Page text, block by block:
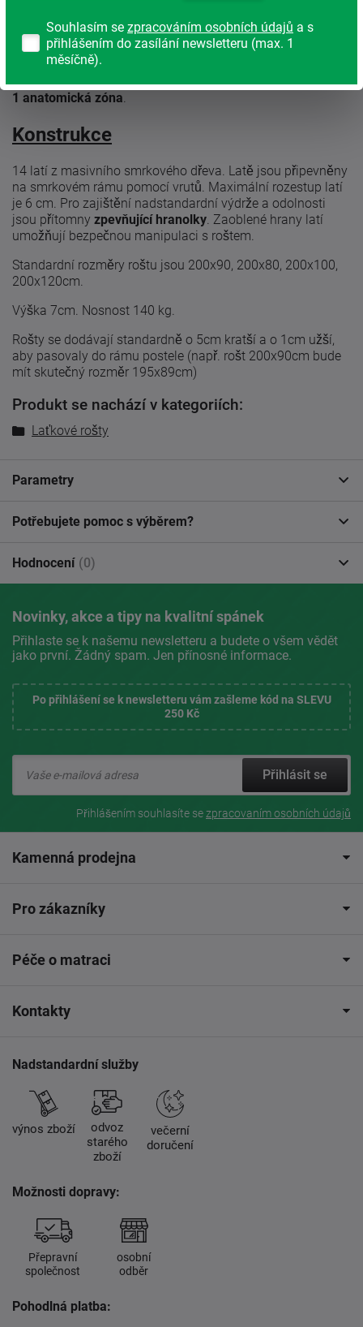
lůžku. Latě jsou připevněny na smrkovém rámu pomocí
vrutů.
Optimální volba pro zdravý spánek.
1 anatomická zóna.
Konstrukce
14 latí z masivního smrkového dřeva. Latě jsou připevněny
na smrkovém rámu pomocí vrutů. Maximální rozestup latí
je 6 cm. Pro zajištění nadstandardní výdrže a odolnosti
jsou přítomny zpevňující hranolky. Zaoblené hrany latí
umožňují bezpečnou manipulaci s roštem.
Standardní rozměry roštu jsou 200x90, 200x80, 200x100,
200x120cm.
Výška 7cm. Nosnost 140 kg.
Rošty se dodávají standardně o 5cm kratší a o 1cm užší,
aby pasovaly do rámu postele (např. rošt 200x90cm bude
mít skutečný rozměr 195x89cm)
Produkt se nachází v kategoriích:
Laťkové rošty
Parametry
Potřebujete pomoc s výběrem?
Hodnocení (0)
Novinky, akce a tipy na kvalitní spánek
Přihlaste se k našemu newsletteru a budete o všem vědět
jako první. Žádný spam. Jen přínosné informace.
Po přihlášení se k newsletteru vám zašleme kód na SLEVU
250 Kč
Přihlásit se
Přihlášením souhlasíte sezpracovaním osobních údajů
Kamenná prodejna
Pro zákazníky
Péče o matraci
Kontakty
Nadstandardní služby
výnos zboží
odvoz
starého
zboží
večerní
doručení
Možnosti dopravy:
Přepravní
společnost
osobní
odběr
Pohodlná platba:
Souhlasím se zpracováním osobních údajů a s
přihlášením do zasílání newsletteru (max. 1
měsíčně).